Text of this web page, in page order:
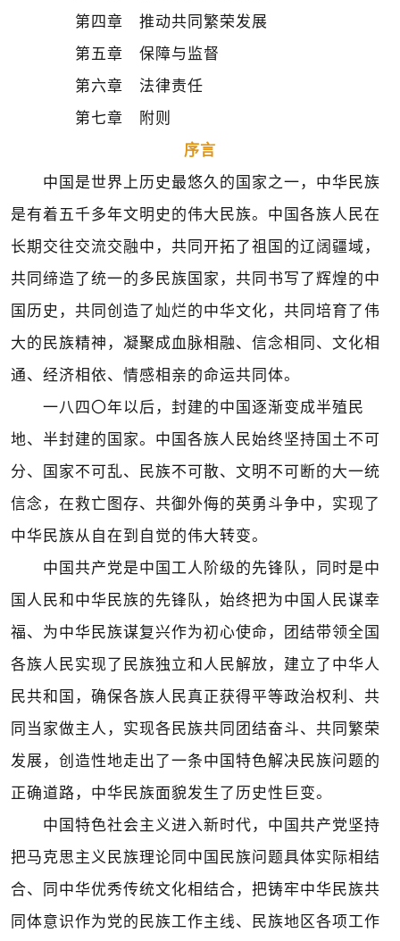
第四章 推动共同繁荣发展
第五章 保障与监督
第六章 法律责任
第七章 附则
序言
中国是世界上历史最悠久的国家之一，中华民族
是有着五千多年文明史的伟大民族。中国各族人民在
长期交往交流交融中，共同开拓了祖国的辽阔疆域，
共同缔造了统一的多民族国家，共同书写了辉煌的中
国历史，共同创造了灿烂的中华文化，共同培育了伟
大的民族精神，凝聚成血脉相融、信念相同、文化相
通、经济相依、情感相亲的命运共同体。
一八四〇年以后，封建的中国逐渐变成半殖民
地、半封建的国家。中国各族人民始终坚持国土不可
分、国家不可乱、民族不可散、文明不可断的大一统
信念，在救亡图存、共御外侮的英勇斗争中，实现了
中华民族从自在到自觉的伟大转变。
中国共产党是中国工人阶级的先锋队，同时是中
国人民和中华民族的先锋队，始终把为中国人民谋幸
福、为中华民族谋复兴作为初心使命，团结带领全国
各族人民实现了民族独立和人民解放，建立了中华人
民共和国，确保各族人民真正获得平等政治权利、共
同当家做主人，实现各民族共同团结奋斗、共同繁荣
发展，创造性地走出了一条中国特色解决民族问题的
正确道路，中华民族面貌发生了历史性巨变。
中国特色社会主义进入新时代，中国共产党坚持
把马克思主义民族理论同中国民族问题具体实际相结
合、同中华优秀传统文化相结合，把铸牢中华民族共
同体意识作为党的民族工作主线、民族地区各项工作